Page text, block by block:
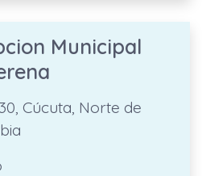
Municipal
Cúcuta, Norte de